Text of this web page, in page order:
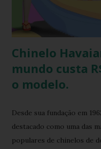
Chinelo
mundo custa
o modelo.
Desde sua fundação em
destacado como uma das
populares de chinelos de